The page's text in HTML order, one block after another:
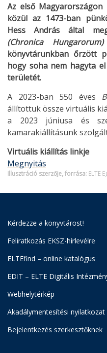
Az első Magyarországon
közül az 1473-ban
Hess András által
(Chronica Hungarorum)
könyvtárunkban őrzött
hogy soha nem hagyta
területét.
A 2023-ban 550 éves
állítottuk össze virtuális
a 2023 júniusa és
kamarakiállításunk
Virtuális kiállítás linkje
Megnyitás
Illusztráció szerzője, forrása: ELTE
Kérdezze a könyvtárost!
Feliratkozás EKSZ-hírlevélre
ELTEfind – online katalógus
EDIT – ELTE Digitális
Webhelytérkép
Akadálymentesítési nyilatkozat
Bejelentkezés szerkesztőknek